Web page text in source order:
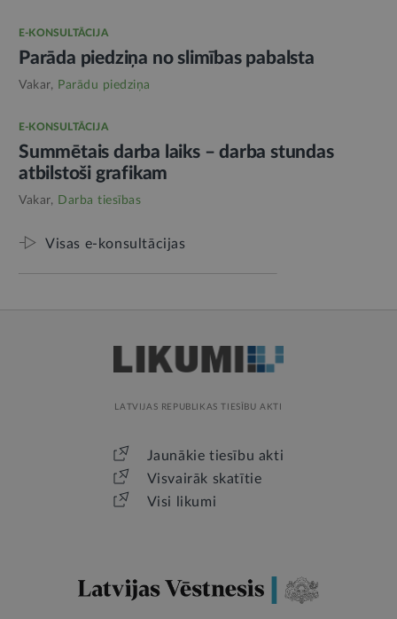
E-KONSULTĀCIJA
Parāda piedziņa no slimības pabalsta
Vakar, Parādu piedziņa
E-KONSULTĀCIJA
Summētais darba laiks – darba stundas
atbilstoši grafikam
Vakar, Darba tiesības
Visas e-konsultācijas
LATVIJAS REPUBLIKAS TIESĪBU AKTI
Jaunākie tiesību akti
Visvairāk skatītie
Visi likumi